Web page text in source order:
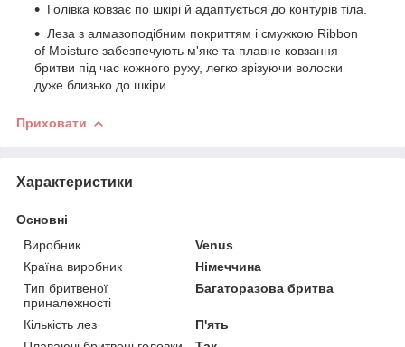
Голівка ковзає по шкірі й адаптується до контурів тіла.
Леза з алмазоподібним покриттям і смужкою Ribbon
of Moisture забезпечують м'яке та плавне ковзання
бритви під час кожного руху, легко зрізуючи волоски
дуже близько до шкіри.
Приховати
Характеристики
Основні
Виробник
Venus
Країна виробник
Німеччина
Тип бритвеної
приналежності
Багаторазова бритва
Кількість лез
П'ять